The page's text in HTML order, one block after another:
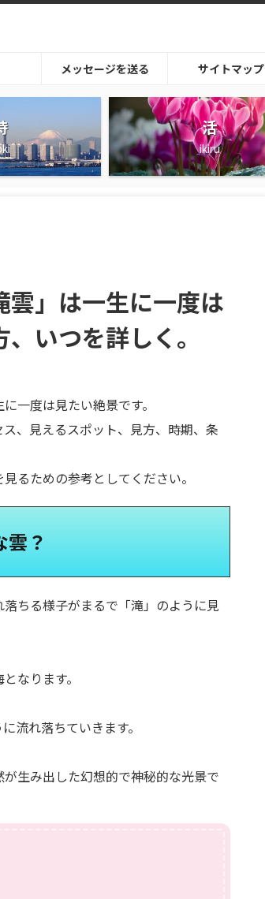
メッセージを送る サイトマップ
活
ikiru
」は一生に一度は
いつを詳しく。
一度は見たい絶景です。
、見えるスポット、見方、時期、条
るための参考としてください。
？
ちる様子がまるで「滝」のように見
なります。
流れ落ちていきます。
生み出した幻想的で神秘的な光景で